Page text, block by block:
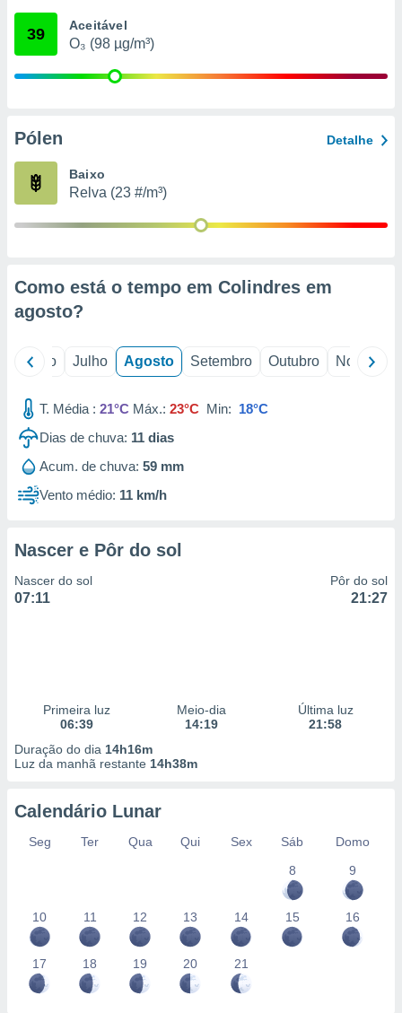
através
estudos
1199
39 Aceitável
O₃ (98 µg/m³)
Pólen Detalhe
Baixo
Relva (23 #/m³)
Como está o tempo em Colindres em
agosto?
Junho Julho Agosto Setembro Outubro Novembro
T. Média : 21°C Máx.: 23°C Min: 18°C
Dias de chuva: 11 dias
Acum. de chuva: 59 mm
Vento médio: 11 km/h
Nascer e Pôr do sol
Nascer do sol
07:11
Pôr do sol
21:27
Primeira luz
06:39
Meio-dia
14:19
Última luz
21:58
Duração do dia 14h16m
Luz da manhã restante 14h38m
Calendário Lunar
Seg Ter Qua Qui Sex Sáb
Domo
8
9
10 11 12 13 14 15 16
17 18 19 20 21